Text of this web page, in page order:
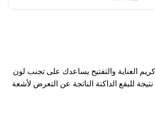
100 مل، كريم العناية والتفتيح يساعدك على تجنب لون
للبقع الداكنة الناتجة عن التعرض لأشعة